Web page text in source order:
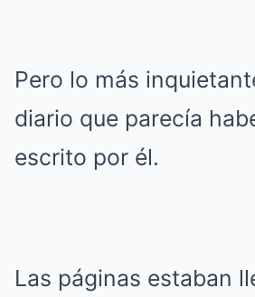
Pero lo más
diario que parecía
escrito por él.
Las páginas estaban